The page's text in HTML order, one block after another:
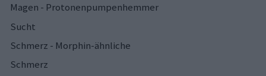
Magen - Protonenpumpenhemmer
Sucht
Schmerz - Morphin-ähnliche
Schmerz